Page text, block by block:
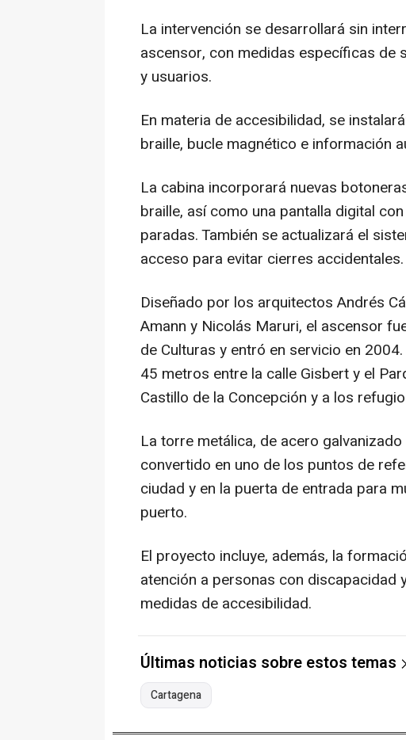
La intervención se desarrollará sin
ascensor, con medidas específicas de
y usuarios.
En materia de accesibilidad, se
braille, bucle magnético e información
La cabina incorporará nuevas
braille, así como una pantalla digital
paradas. También se actualizará el
acceso para evitar cierres accidentales.
Diseñado por los arquitectos Andrés
Amann y Nicolás Maruri, el ascensor
de Culturas y entró en servicio en
45 metros entre la calle Gisbert y el
Castillo de la Concepción y a los
La torre metálica, de acero
convertido en uno de los puntos de
ciudad y en la puerta de entrada para
puerto.
El proyecto incluye, además, la
atención a personas con discapacidad
medidas de accesibilidad.
Últimas noticias sobre estos temas
Cartagena